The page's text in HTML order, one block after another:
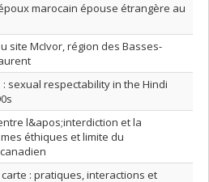
marocain épouse étrangère au
site McIvor, région des Basses-
sexual respectability in the Hindi
l&apos;interdiction et la
éthiques et limite du
carte : pratiques, interactions et